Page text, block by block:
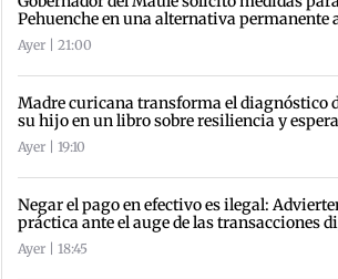
Pehuenche en una alternativa permanente
Ayer | 21:00
Madre curicana transforma el diagnóstico
su hijo en un libro sobre resiliencia y
Ayer | 19:10
Negar el pago en efectivo es ilegal:
práctica ante el auge de las transacciones
Ayer | 18:45